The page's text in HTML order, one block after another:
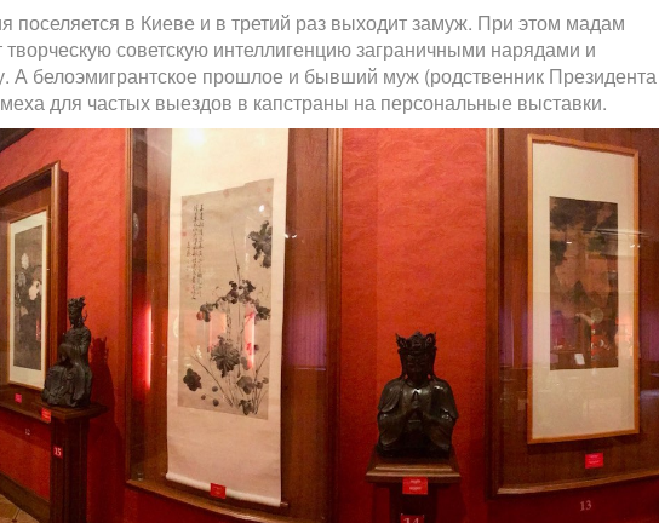
поселяется в Киеве и в третий раз выходит замуж. При этом мадам
советскую интеллигенцию заграничными нарядами и
А белоэмигрантское прошлое и бывший муж (родственник Президента
для частых выездов в капстраны на персональные выставки.